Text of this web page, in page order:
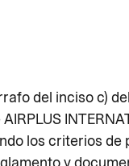
del inciso c)
los criterios